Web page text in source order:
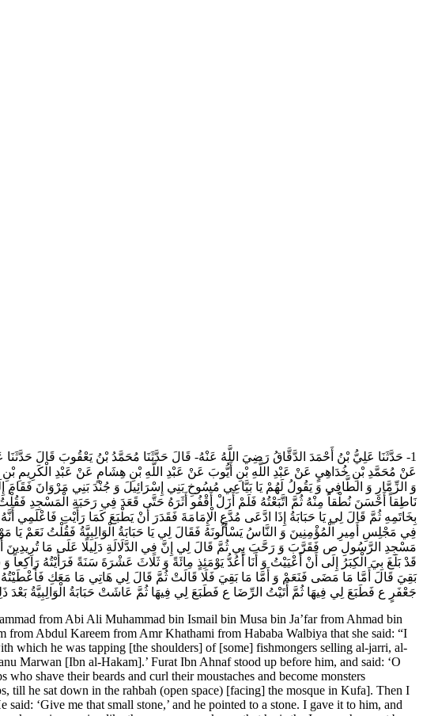
1- حَدَّثَنَا عَلِيُّ بْنُ أَحْمَدَ الدَّقَّاقُ رَضِيَ اللَّهُ عَنْهُ- قَالَ حَدَّثَنَا مُحَمَّدُ بْنُ يَعْقُوبَ قَالَ
عَنْ مُحَمَّدِ بْنِ خُدَاهِيٍ‌ عَنْ عَبْدِ اللَّهِ بْنِ أَيُّوبَ عَنْ عَبْدِ اللَّهِ بْنِ هِشَامٍ عَنْ عَبْدِ الْكَرِيمِ
وَ الزِّمَّارِ وَ الطَّافِي وَ يَقُولُ لَهُمْ يَا بَيَّاعِي مُسُوخِ بَنِي إِسْرَائِيلَ وَ جُنْدَ بَنِي مَرْوَانَ فَقَامَ
نَاطِقاً أَحْسَنَ نُطْقاً مِنْهُ ثُمَّ اتَّبَعْتُهُ فَلَمْ أَزَلْ أَقْفُو أَثَرَهُ حَتَّى قَعَدَ فِي رَحَبَةِ الْمَسْجِدِ فَقُلْتُ
بِخَاتَمِهِ ثُمَّ قَالَ لِي يَا حَبَابَةُ إِذَا ادَّعَى مُدَّعٍ الْإِمَامَةَ فَقَدَرَ أَنْ يَطْبَعَ كَمَا رَأَيْتِ
فِي مَجْلِسِ أَمِيرِ الْمُؤْمِنِينَ وَ النَّاسُ يَسْأَلُونَهُ فَقَالَ لِي يَا حَبَابَةُ الْوَالِبِيَّةُ فَقُلْتُ نَعَمْ
مَسْجِدِ الرَّسُولِ ص فَقَرَّبَ وَ رَحَّبَ بِي ثُمَّ قَالَ لِي إِنَّ فِي الدَّلَالَةِ دَلِيلًا عَلَى مَا تُرِيدِينَ أَ
قَدْ بَلَغَ بِيَ الْكِبَرُ إِلَى أَنْ أَعْيَيْتُ‌ وَ أَنَا أَعُدُّ يَوْمَئِذٍ مِائَةً وَ ثَلَاثَ عَشْرَةَ سَنَةً فَرَأَيْتُهُ
بَقِيَ قَالَ أَمَّا مَا مَضَى فَنَعَمْ وَ أَمَّا مَا بَقِيَ فَلَا قَالَتْ ثُمَّ قَالَ لِي هَاتِي مَا مَعَكِ فَأَعْطَيْتُهُ
جَعْفَرٍ ع فَطَبَعَ لِي فِيهَا ثُمَّ أَتَيْتُ الرِّضَا ع فَطَبَعَ لِي فِيهَا ثُمَّ عَاشَتْ حَبَابَةُ الْوَالِبِيَّةُ
from Abi Ali Muhammad bin Ismail bin Musa bin Ja’far from Ahmad bin
Abdul Kareem from Amr Khathami from Hababa Walbiya that she said: “I
which he was tapping [the shoulders] of [some] fishmongers selling al-jarri, al-
Marwan [Ibn al-Hakam].’ Furat Ibn Ahnaf stood up before him, and said: ‘O
shave their beards and curl their moustaches and become monsters
till he sat down in the rahbah (open space) [facing] the mosque in Kufa]. Then I
‘Give me that small stone,’ and he pointed to a stone. I gave it to him, and